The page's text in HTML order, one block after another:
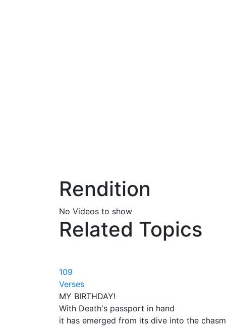
প্রাণের রথে
পারব
Rendition
No Videos to show
Related Topics
109
Verses
MY BIRTHDAY!
With Death's passport in hand
it has emerged from its dive into the chasm